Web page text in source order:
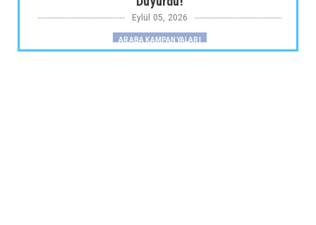
Eylül 05, 2026
ARABA KAMPANYALARI